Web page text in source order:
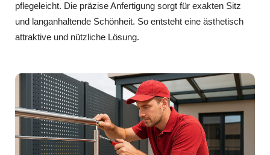
pflegeleicht. Die präzise Anfertigung sorgt für exakten Sitz
und langanhaltende Schönheit. So entsteht eine ästhetisch
attraktive und nützliche Lösung.